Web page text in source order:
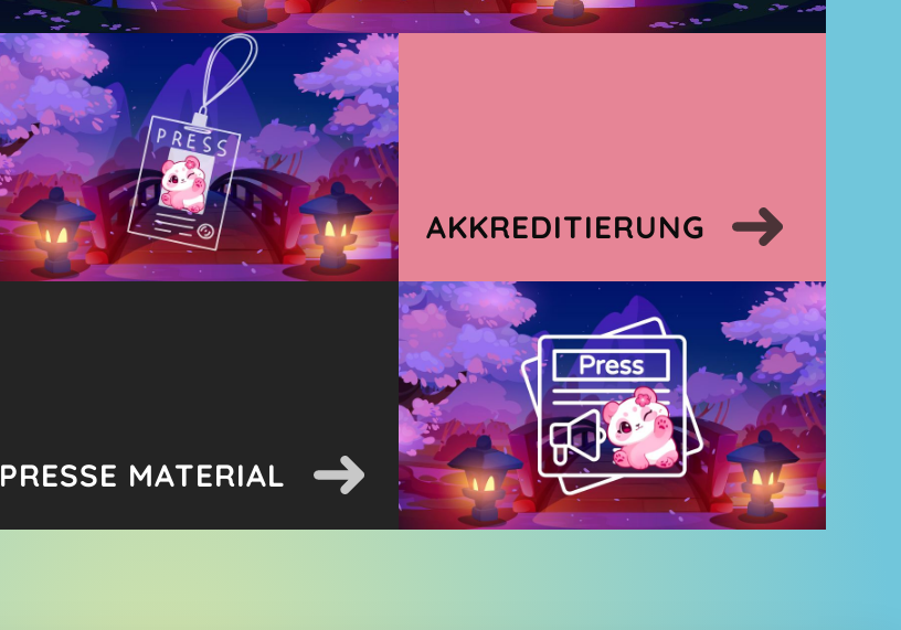
AKKREDITIERUNG
PRESSE MATERIAL